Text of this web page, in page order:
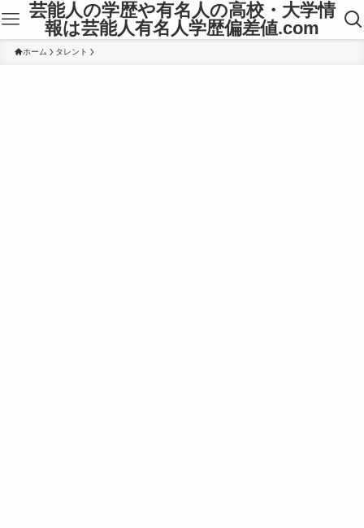
芸能人の学歴や有名人の高校・大学情
報は芸能人有名人学歴偏差値.com
ホーム タレント